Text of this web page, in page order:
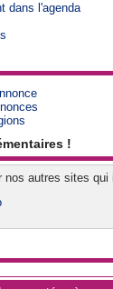
dans l'agenda
!
nos autres sites